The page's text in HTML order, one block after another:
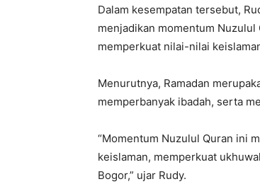
Dalam kesempatan tersebut,
menjadikan momentum
memperkuat nilai-nilai
Menurutnya, Ramadan
memperbanyak ibadah, serta
“Momentum Nuzulul Quran ini
keislaman, memperkuat
Bogor,” ujar Rudy.